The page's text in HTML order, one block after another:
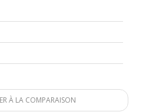
À LA COMPARAISON